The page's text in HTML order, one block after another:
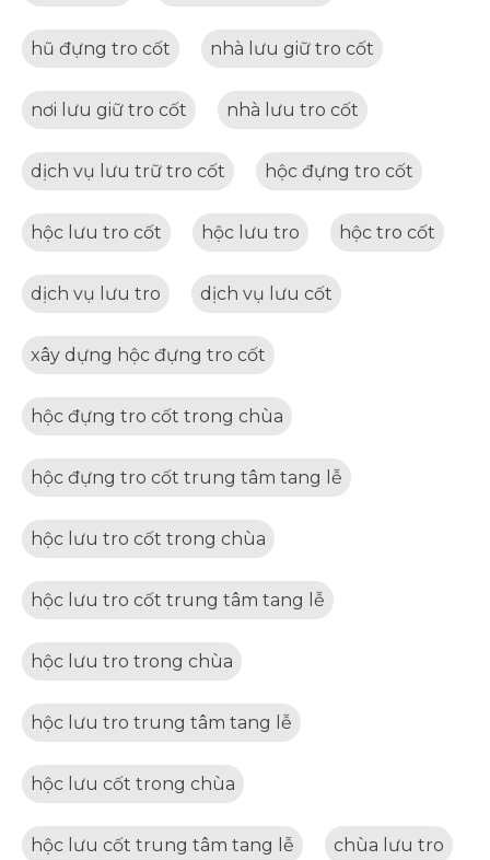
hũ đựng tro cốt nhà lưu giữ tro cốt
nơi lưu giữ tro cốt nhà lưu tro cốt
dịch vụ lưu trữ tro cốt hộc đựng tro cốt
hộc lưu tro cốt hộc lưu tro hộc tro cốt
dịch vụ lưu tro dịch vụ lưu cốt
xây dựng hộc đựng tro cốt
hộc đựng tro cốt trong chùa
hộc đựng tro cốt trung tâm tang lễ
hộc lưu tro cốt trong chùa
hộc lưu tro cốt trung tâm tang lễ
hộc lưu tro trong chùa
hộc lưu tro trung tâm tang lễ
hộc lưu cốt trong chùa
hộc lưu cốt trung tâm tang lễ chùa lưu tro